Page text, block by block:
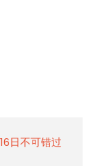
日不可错过